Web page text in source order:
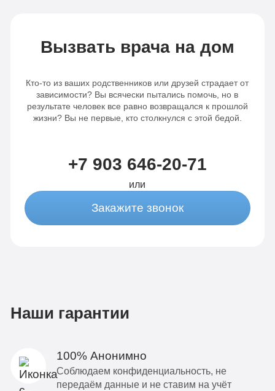
Вызвать врача на дом
Кто-то из ваших родственников или друзей страдает от
зависимости? Вы всячески пытались помочь, но в
результате человек все равно возвращался к прошлой
жизни? Вы не первые, кто столкнулся с этой бедой.
+7 903 646-20-71
или
Закажите звонок
Наши гарантии
100% Анонимно
Соблюдаем конфиденциальность, не
передаём данные и не ставим на учёт